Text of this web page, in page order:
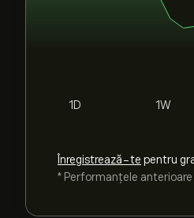
1D 1W
Înregistrează-te pentru
* Performanțele